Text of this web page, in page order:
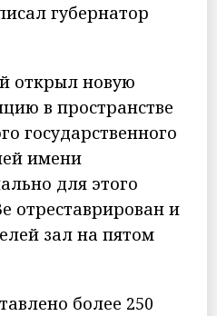
губернатор
открыл новую
в пространстве
государственного
имени
для этого
отреставрирован и
зал на пятом
более 250